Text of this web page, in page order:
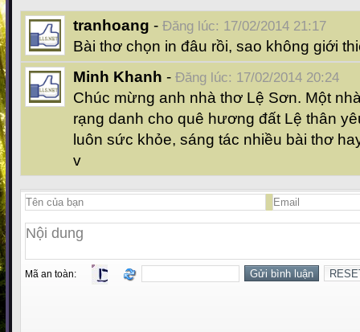
tranhoang - Đăng lúc: 17/02/2014 21:17
Bài thơ chọn in đâu rồi, sao không giới
Minh Khanh - Đăng lúc: 17/02/2014 20:24
Chúc mừng anh nhà thơ Lệ Sơn. Một
rạng danh cho quê hương đất Lệ thân
luôn sức khỏe, sáng tác nhiều bài thơ
v
Mã an toàn: